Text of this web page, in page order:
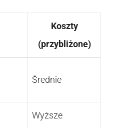
Koszty
(przybliżone)
Średnie
Wyższe